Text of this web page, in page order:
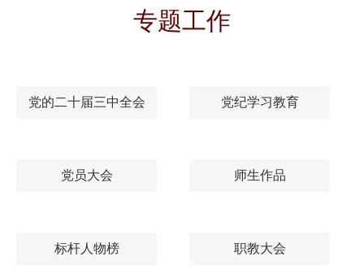
专题工作
党的二十届三中全会 党纪学习教育
党员大会 师生作品
标杆人物榜 职教大会